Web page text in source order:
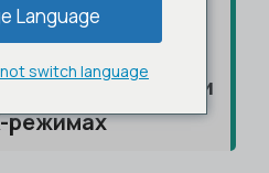
работу
тестовых
белом, цветном и
режимах
Language
switch language